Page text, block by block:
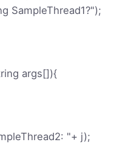
SampleThread1?");
args[]){
"+ j);